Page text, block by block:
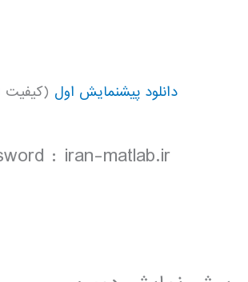
دانلود پیشنمایش اول
: iran-matlab.ir